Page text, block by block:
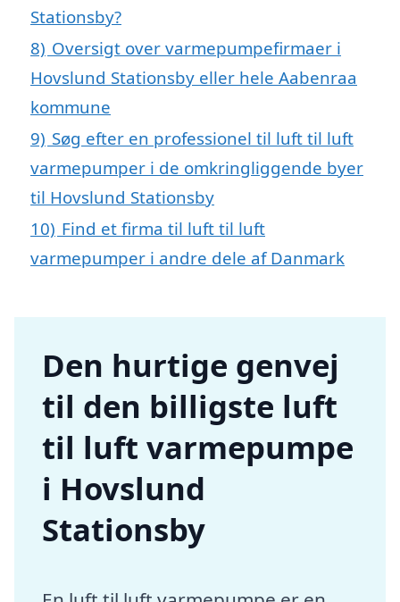
Stationsby?
8) Oversigt over varmepumpefirmaer i
Hovslund Stationsby eller hele Aabenraa
kommune
9) Søg efter en professionel til luft til luft
varmepumper i de omkringliggende byer
til Hovslund Stationsby
10) Find et firma til luft til luft
varmepumper i andre dele af Danmark
Den hurtige genvej
til den billigste luft
til luft varmepumpe
i Hovslund
Stationsby